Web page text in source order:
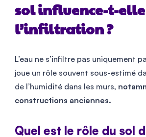
sol influence-t-elle
l’infiltration ?
L’eau ne s’infiltre pas uniquement
joue un rôle souvent sous-estimé
de l’humidité dans les murs,
constructions anciennes.
Quel est le rôle du sol